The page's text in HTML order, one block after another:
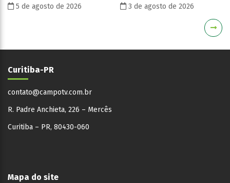
5 de agosto de 2026 3 de agosto de 2026
Curitiba-PR
contato@campotv.com.br
R. Padre Anchieta, 226 – Mercês
Curitiba – PR, 80430-060
Mapa do site